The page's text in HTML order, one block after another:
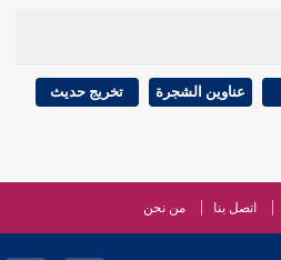
عناوين الشجرة تخريج حديث
اتصل بنا من نحن